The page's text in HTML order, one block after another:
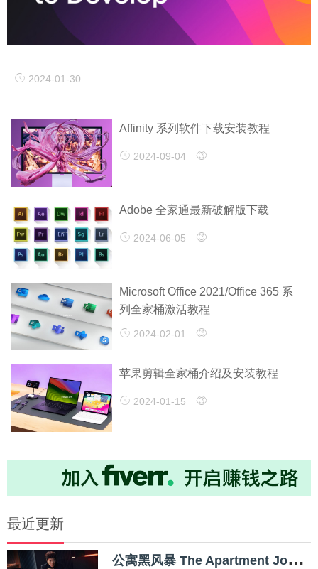
2024-01-30
Affinity 系列软件下载安装教程
2024-09-04
Adobe 全家通最新破解版下载
2024-06-05
Microsoft Office 2021/Office 365 系
列全家桶激活教程
2024-02-01
苹果剪辑全家桶介绍及安装教程
2024-01-15
最近更新
公
寓黑风暴 The Apartment Job 2026 1080P 内封多国字幕 网盘下载